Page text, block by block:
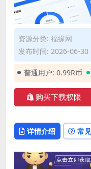
资源分类: 福缘网
发布时间: 2026-06-30
普通用户: 0.99R币
购买下载权限
详情介绍 常